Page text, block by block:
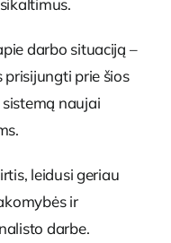
darbo situaciją –
prie šios
naujai
leidusi geriau
ir
darbe.